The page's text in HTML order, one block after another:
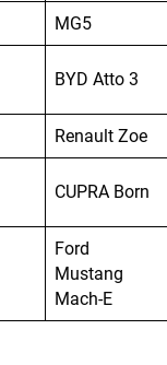
MG5
BYD Atto 3
Renault Zoe
CUPRA Born
Ford
Mustang
Mach-E